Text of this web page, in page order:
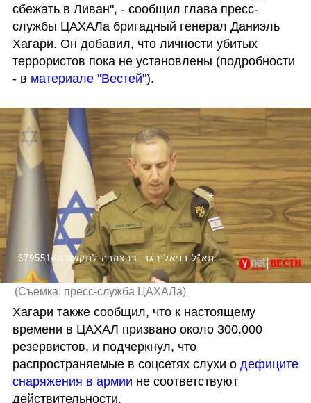
сбежать в Ливан", - сообщил глава пресс-
службы ЦАХАЛа бригадный генерал Даниэль
Хагари. Он добавил, что личности убитых
террористов пока не установлены (подробности
- в материале "Вестей").
679551#תא"ל דניאל הגרי בהצהרה לתקשורת
(Съемка: пресс-служба ЦАХАЛа)
Хагари также сообщил, что к настоящему
времени в ЦАХАЛ призвано около 300.000
резервистов, и подчеркнул, что
распространяемые в соцсетях слухи о дефиците
снаряжения в армии не соответствуют
действительности.